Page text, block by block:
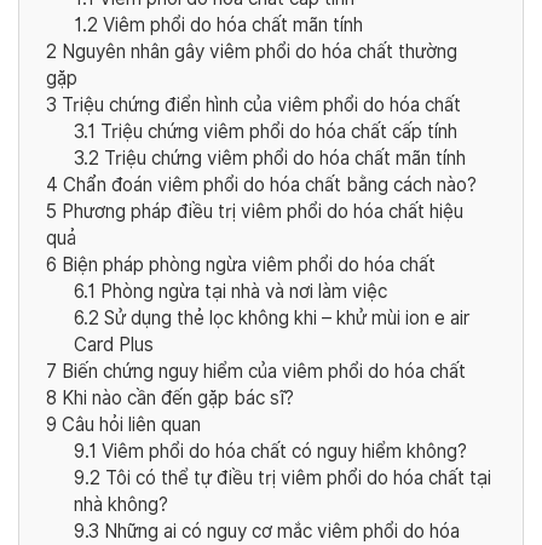
1.2 Viêm phổi do hóa chất mãn tính
2 Nguyên nhân gây viêm phổi do hóa chất thường
gặp
3 Triệu chứng điển hình của viêm phổi do hóa chất
3.1 Triệu chứng viêm phổi do hóa chất cấp tính
3.2 Triệu chứng viêm phổi do hóa chất mãn tính
4 Chẩn đoán viêm phổi do hóa chất bằng cách nào?
5 Phương pháp điều trị viêm phổi do hóa chất hiệu
quả
6 Biện pháp phòng ngừa viêm phổi do hóa chất
6.1 Phòng ngừa tại nhà và nơi làm việc
6.2 Sử dụng thẻ lọc không khi – khử mùi ion e air
Card Plus
7 Biến chứng nguy hiểm của viêm phổi do hóa chất
8 Khi nào cần đến gặp bác sĩ?
9 Câu hỏi liên quan
9.1 Viêm phổi do hóa chất có nguy hiểm không?
9.2 Tôi có thể tự điều trị viêm phổi do hóa chất tại
nhà không?
9.3 Những ai có nguy cơ mắc viêm phổi do hóa